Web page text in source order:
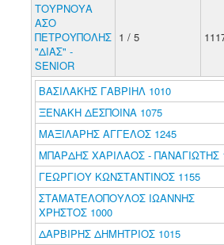
ΤΟΥΡΝΟΥΑ
ΑΣΟ
ΠΕΤΡΟΥΠΟΛΗΣ
"ΔΙΑΣ" -
SENIOR
1 / 5
ΒΑΣΙΛΑΚΗΣ ΓΑΒΡΙΗΛ 1010
ΞΕΝΑΚΗ ΔΕΣΠΟΙΝΑ 1075
ΜΑΞΙΛΑΡΗΣ ΑΓΓΕΛΟΣ 1245
ΜΠΑΡΔΗΣ ΧΑΡΙΛΑΟΣ - ΠΑΝΑΓΙΩΤΗΣ
ΓΕΩΡΓΙΟΥ ΚΩΝΣΤΑΝΤΙΝΟΣ 1155
ΣΤΑΜΑΤΕΛΟΠΟΥΛΟΣ ΙΩΑΝΝΗΣ
ΧΡΗΣΤΟΣ 1000
ΔΑΡΒΙΡΗΣ ΔΗΜΗΤΡΙΟΣ 1015